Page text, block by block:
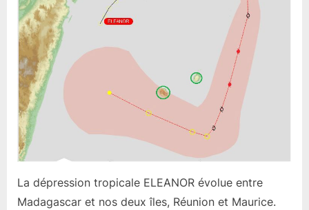
La dépression tropicale ELEANOR évolue entre
Madagascar et nos deux îles, Réunion et Maurice.